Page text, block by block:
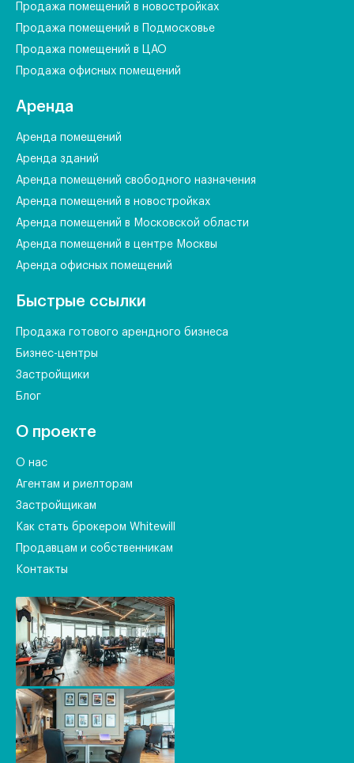
Продажа помещений в новостройках
Продажа помещений в Подмосковье
Продажа помещений в ЦАО
Продажа офисных помещений
Аренда
Аренда помещений
Аренда зданий
Аренда помещений свободного назначения
Аренда помещений в новостройках
Аренда помещений в Московской области
Аренда помещений в центре Москвы
Аренда офисных помещений
Быстрые ссылки
Продажа готового арендного бизнеса
Бизнес-центры
Застройщики
Блог
О проекте
О нас
Агентам и риелторам
Застройщикам
Как стать брокером Whitewill
Продавцам и собственникам
Контакты